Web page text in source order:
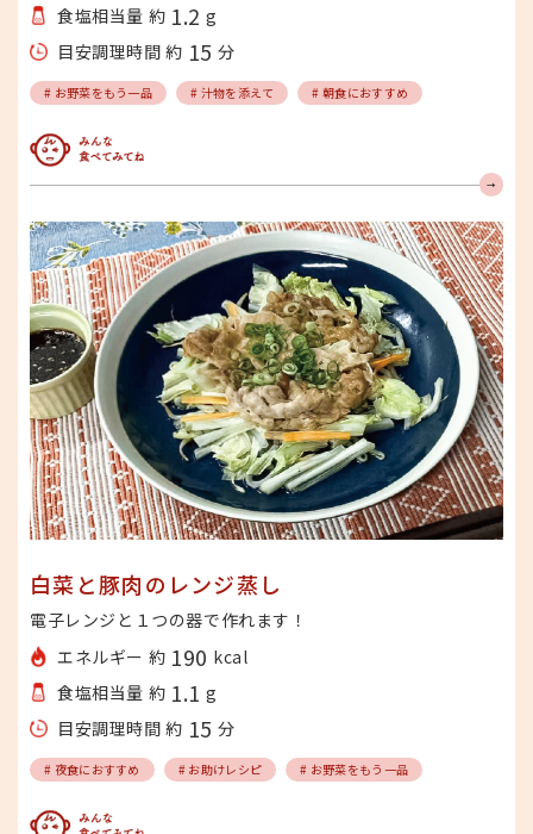
食塩相当量 約 1.2 g
目安調理時間 約 15 分
# お野菜をもう一品 # 汁物を添えて # 朝食におすすめ
みんな食べてみてね
白菜と豚肉のレンジ蒸し
電子レンジと１つの器で作れます！
エネルギー 約 190 kcal
食塩相当量 約 1.1 g
目安調理時間 約 15 分
# 夜食におすすめ # お助けレシピ # お野菜をもう一品